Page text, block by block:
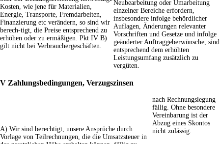
Kosten, wie jene für Materialien,
Energie, Transporte, Fremdarbeiten,
Finanzierung etc verändern, so sind wir
berech-tigt, die Preise entsprechend zu
erhöhen oder zu ermäßigen. Pkt IV B)
gilt nicht bei Verbrauchergeschäften.
Neubearbeitung oder Umarbeitung
einzelner Bereiche erfordern,
insbesondere infolge behördlicher
Auflagen, Änderungen relevanter
Vorschriften und Gesetze und infolge
geänderter Auftraggeberwünsche, sind
entsprechend dem erhöhten
Leistungsumfang zusätzlich zu
vergüten.
V Zahlungsbedingungen, Verzugszinsen
A) Wir sind berechtigt, unsere Ansprüche durch
Vorlage von Teilrechnungen, die die Umsatzsteuer in
nach Rechnungslegung
fällig. Ohne besondere
Vereinbarung ist der
Abzug eines Skontos
nicht zulässig.